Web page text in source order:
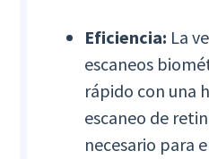
Eficiencia: La
escaneos
rápido con una
escaneo de
necesario para